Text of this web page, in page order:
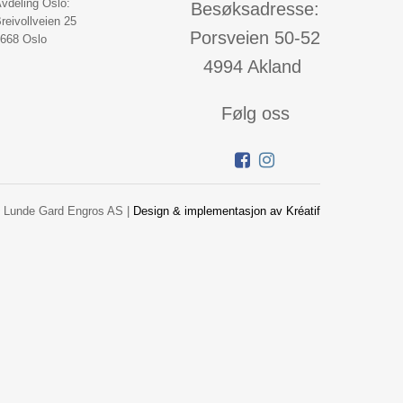
Besøksadresse:
Porsveien 50-52
4994 Akland
Følg oss
Oslo:
25
Oslo
Gard Engros AS | Design & implementasjon av Kréatif